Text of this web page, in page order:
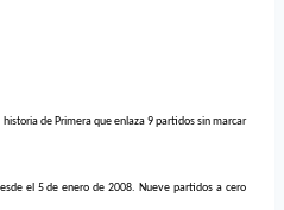
de Primera que enlaza 9 partidos sin marcar
el 5 de enero de 2008. Nueve partidos a cero